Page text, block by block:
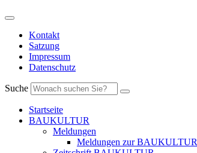
Kontakt
Satzung
Impressum
Datenschutz
Suche
Startseite
BAUKULTUR
Meldungen
Meldungen zur BAUKULTUR